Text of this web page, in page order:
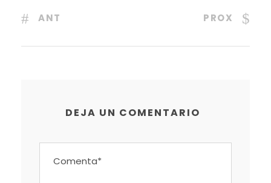
ANT PROX
DEJA UN COMENTARIO